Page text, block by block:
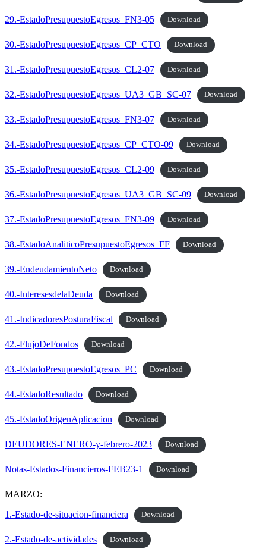
29.-EstadoPresupuestoEgresos_FN3-05 Download
30.-EstadoPresupuestoEgresos_CP_CTO Download
31.-EstadoPresupuestoEgresos_CL2-07 Download
32.-EstadoPresupuestoEgresos_UA3_GB_SC-07 Download
33.-EstadoPresupuestoEgresos_FN3-07 Download
34.-EstadoPresupuestoEgresos_CP_CTO-09 Download
35.-EstadoPresupuestoEgresos_CL2-09 Download
36.-EstadoPresupuestoEgresos_UA3_GB_SC-09 Download
37.-EstadoPresupuestoEgresos_FN3-09 Download
38.-EstadoAnaliticoPresupuestoEgresos_FF Download
39.-EndeudamientoNeto Download
40.-InteresesdelaDeuda Download
41.-IndicadoresPosturaFiscal Download
42.-FlujoDeFondos Download
43.-EstadoPresupuestoEgresos_PC Download
44.-EstadoResultado Download
45.-EstadoOrigenAplicacion Download
DEUDORES-ENERO-y-febrero-2023 Download
Notas-Estados-Financieros-FEB23-1 Download
MARZO:
1.-Estado-de-situacion-financiera
Download
2.-Estado-de-actividades Download